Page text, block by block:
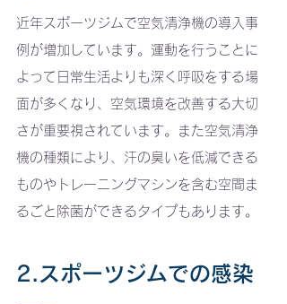
近年スポーツジムで空気清浄機の導入事
例が増加しています。運動を行うことに
よって日常生活よりも深く呼吸をする場
面が多くなり、空気環境を改善する大切
さが重要視されています。また空気清浄
機の種類により、汗の臭いを低減できる
ものやトレーニングマシンを含む空間ま
るごと除菌ができるタイプもあります。
2.スポーツジムでの感染